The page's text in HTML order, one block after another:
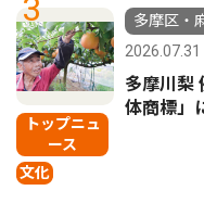
3
トップニュ
ース
文化
多摩区・
2026.07.31
多摩川梨
体商標」